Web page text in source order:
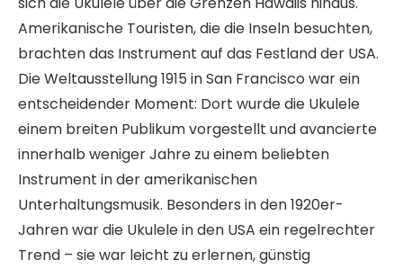
Amerikanische Touristen, die die Inseln besuchten,
brachten das Instrument auf das Festland der USA.
Die Weltausstellung 1915 in San Francisco war ein
entscheidender Moment: Dort wurde die Ukulele
einem breiten Publikum vorgestellt und avancierte
innerhalb weniger Jahre zu einem beliebten
Instrument in der amerikanischen
Unterhaltungsmusik. Besonders in den 1920er-
Jahren war die Ukulele in den USA ein regelrechter
Trend – sie war leicht zu erlernen, günstig